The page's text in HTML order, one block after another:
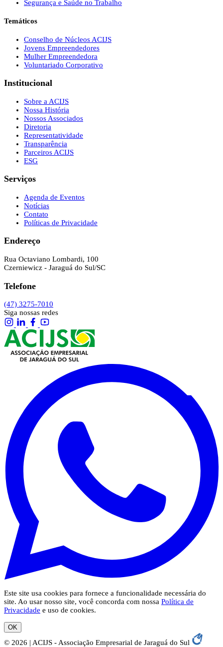
Segurança e Saúde no Trabalho
Temáticos
Conselho de Núcleos ACIJS
Jovens Empreendedores
Mulher Empreendedora
Voluntariado Corporativo
Institucional
Sobre a ACIJS
Nossa História
Nossos Associados
Diretoria
Representatividade
Transparência
Parceiros ACIJS
ESG
Serviços
Agenda de Eventos
Notícias
Contato
Políticas de Privacidade
Endereço
Rua Octaviano Lombardi, 100
Czerniewicz - Jaraguá do Sul/SC
Telefone
(47) 3275-7010
Siga nossas redes
Este site usa cookies para fornece a funcionalidade necessária do
site. Ao usar nosso site, você concorda com nossa Política de
Privacidade e uso de cookies.
OK
© 2026 | ACIJS - Associação Empresarial de Jaraguá do Sul